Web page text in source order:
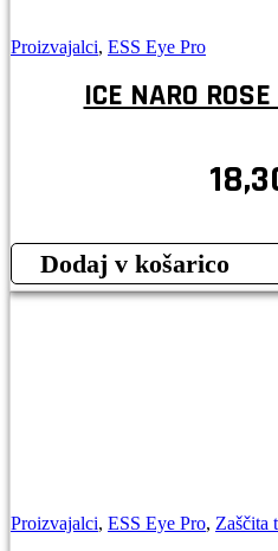
Proizvajalci, ESS Eye Pro
ICE NARO
Dodaj v košarico
Proizvajalci, ESS Eye Pro, Zaščita